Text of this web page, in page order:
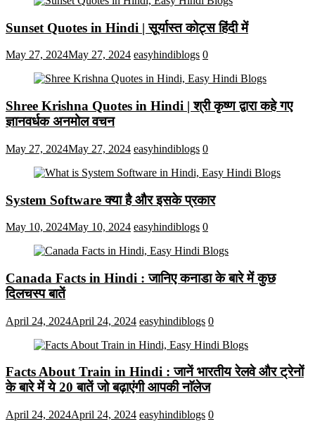
Sunset Quotes in Hindi | सूर्यास्त कोट्स हिंदी में
May 27, 2024May 27, 2024 easyhindiblogs 0
Shree Krishna Quotes in Hindi | श्री कृष्ण द्वारा कहे गए
ज्ञानवर्धक अनमोल वचन
May 27, 2024May 27, 2024 easyhindiblogs 0
System Software क्या है और इसके प्रकार
May 10, 2024May 10, 2024 easyhindiblogs 0
Canada Facts in Hindi : जानिए कनाडा के बारे में कुछ
दिलचस्प बातें
April 24, 2024April 24, 2024 easyhindiblogs 0
Facts About Train in Hindi : जानें भारतीय रेलवे और ट्रेनों
के बारे में ये 20 बातें जो बढ़ाएंगी आपकी नाॅलेज
April 24, 2024April 24, 2024 easyhindiblogs 0